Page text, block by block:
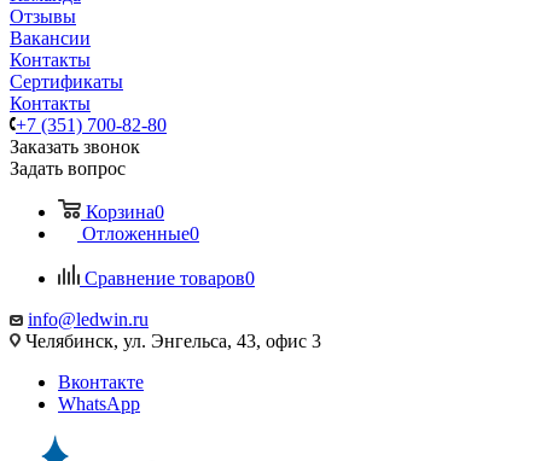
Отзывы
Вакансии
Контакты
Сертификаты
Контакты
+7 (351) 700-82-80
Заказать звонок
Задать вопрос
Корзина0
Отложенные0
Сравнение товаров0
info@ledwin.ru
Челябинск, ул. Энгельса, 43, офис 3
Вконтакте
WhatsApp